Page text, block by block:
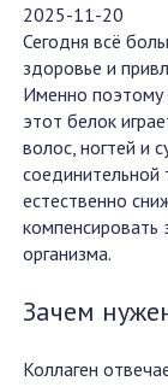
2025-11-20
Сегодня всё
здоровье и
Именно поэтому
этот белок
волос, ногтей и
соединительной
естественно
компенсировать
организма.
Зачем
Коллаген